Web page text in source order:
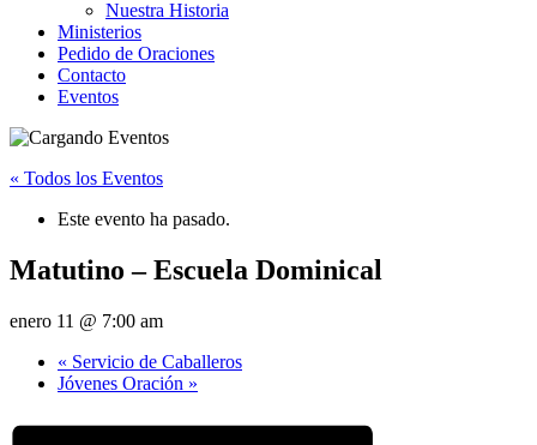
Nuestra Historia
Ministerios
Pedido de Oraciones
Contacto
Eventos
« Todos los Eventos
Este evento ha pasado.
Matutino – Escuela Dominical
enero 11 @ 7:00 am
« Servicio de Caballeros
Jóvenes Oración »